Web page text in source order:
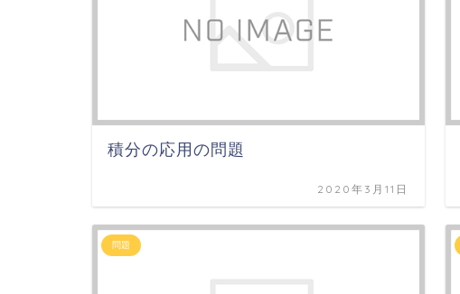
積分の応用の問題
2020年3月11日
問題